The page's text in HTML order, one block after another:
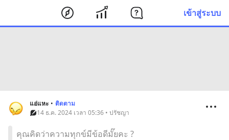
เข้าสู่ระบบ
แอ่แหะ • ติดตาม
14 ธ.ค. 2024 เวลา 05:36 • ปรัชญา
คุณคิดว่าความทุกข์มีข้อดีมั๊ยคะ ?